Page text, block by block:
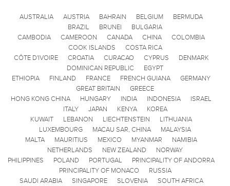
AUSTRALIA AUSTRIA BAHRAIN BELGIUM
BERMUDA
BRAZIL
BRUNEI
BULGARIA
CAMBODIA
CAMEROON CANADA CHINA
COLOMBIA
COOK ISLANDS
COSTA RICA
CÔTE D'IVOIRE
CROATIA CURACAO CYPRUS
DENMARK
DOMINICAN REPUBLIC
EGYPT
ETHIOPIA
FINLAND FRANCE FRENCH GUIANA
GERMANY
GREAT BRITAIN
GREECE
HONG KONG CHINA
HUNGARY INDIA INDONESIA
ISRAEL
ITALY
JAPAN KENYA
KOREA
KUWAIT
LEBANON LIECHTENSTEIN
LITHUANIA
LUXEMBOURG
MACAU SAR, CHINA
MALAYSIA
MALTA
MAURITIUS MEXICO MYANMAR
NAMIBIA
NETHERLANDS
NEW ZEALAND
NORWAY
PHILIPPINES
POLAND PORTUGAL
PRINCIPALITY OF ANDORRA
PRINCIPALITY OF MONACO
RUSSIA
SAUDI ARABIA
SINGAPORE SLOVENIA SOUTH AFRICA